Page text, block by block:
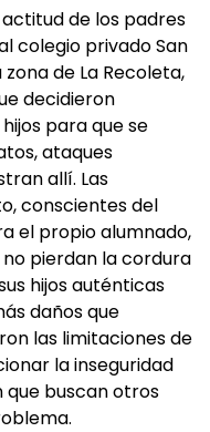
de los padres
colegio privado San
de La Recoleta,
decidieron
para que se
ataques
allí. Las
conscientes del
el propio alumnado,
pierdan la cordura
hijos auténticas
daños que
las limitaciones de
la inseguridad
que buscan otros